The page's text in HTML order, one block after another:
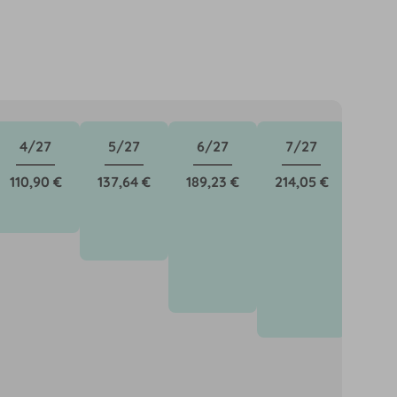
4/27
110,90 €
5/27
137,64 €
6/27
189,23 €
7/27
214,05 €